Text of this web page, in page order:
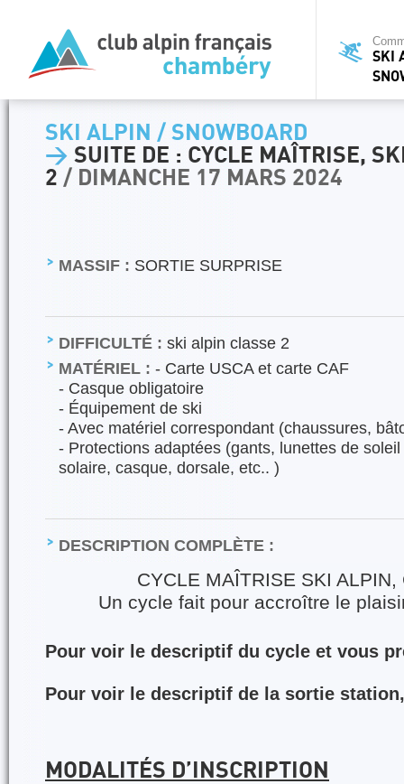
SKI
SKI ALPIN / SNOWBOARD
> SUITE DE : CYCLE MAÎTRISE,
2 / DIMANCHE 17 MARS 2024
MASSIF : SORTIE SURPRISE
DIFFICULTÉ : ski alpin classe 2
MATÉRIEL : - Carte USCA et carte CAF
- Casque obligatoire
- Équipement de ski
- Avec matériel correspondant (chaussures,
- Protections adaptées (gants, lunettes de
solaire, casque, dorsale, etc.. )‌
DESCRIPTION COMPLÈTE :
CYCLE MAÎTRISE SKI ALPIN,
Un cycle fait pour accroître le
Pour voir le descriptif du cycle et vous
Pour voir le descriptif de la sortie
MODALITÉS D’INSCRIPTION